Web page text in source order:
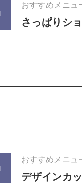
おすすめメニュ
さっぱりシ
おすすめメニュ
デザインカ